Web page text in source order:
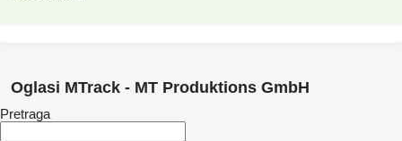
Oglasi MTrack - MT Produktions GmbH
Pretraga